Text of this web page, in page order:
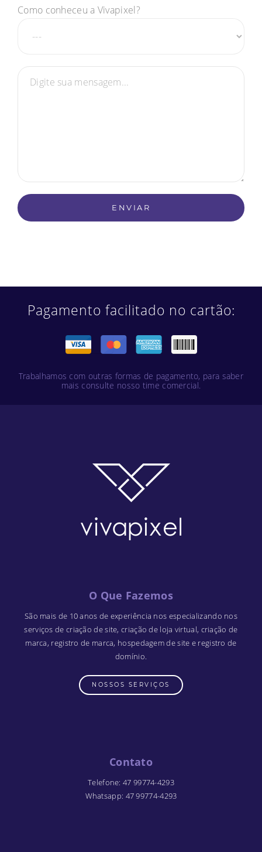
Como conheceu a Vivapixel?
Pagamento facilitado no cartão:
Trabalhamos com outras formas de pagamento, para saber
mais consulte nosso time comercial.
O Que Fazemos
São mais de 10 anos de experiência nos especializando nos
serviços de criação de site, criação de loja virtual, criação de
marca, registro de marca, hospedagem de site e registro de
domínio.
NOSSOS SERVIÇOS
Contato
Telefone:47 99774-4293
Whatsapp: 47 99774-4293